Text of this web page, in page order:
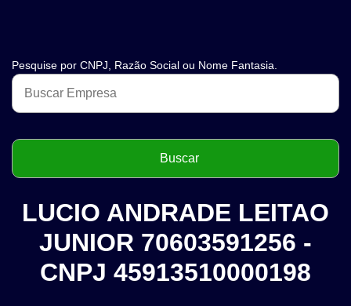
Pesquise por CNPJ, Razão Social ou Nome Fantasia.
LUCIO ANDRADE LEITAO
JUNIOR 70603591256 -
CNPJ 45913510000198